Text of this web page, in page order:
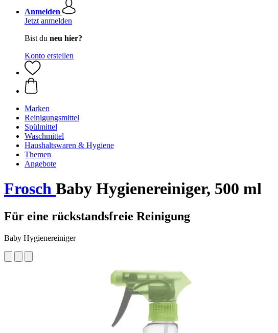
Anmelden
Jetzt anmelden
Bist du neu hier?
Konto erstellen
Marken
Reinigungsmittel
Spülmittel
Waschmittel
Haushaltswaren & Hygiene
Themen
Angebote
Frosch Baby Hygienereiniger, 500 ml
Für eine rückstandsfreie Reinigung
Baby Hygienereiniger